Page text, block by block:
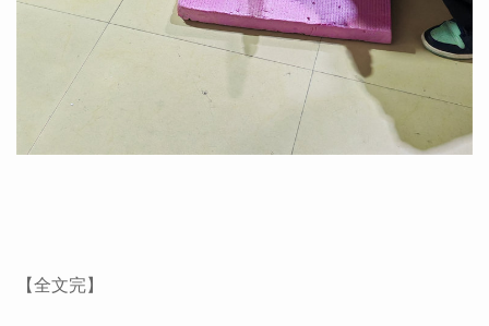
【全文完】